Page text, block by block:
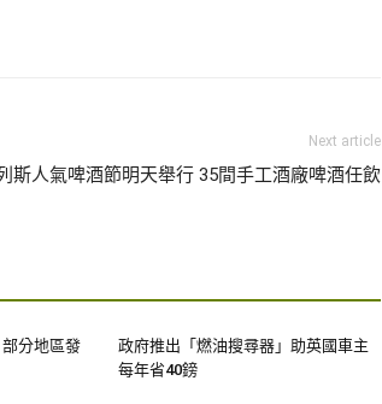
Next article
斯人氣啤酒節明天舉行 35間手工酒廠啤酒任飲
分地區發
政府推出「燃油搜尋器」助英國車主
每年省40鎊